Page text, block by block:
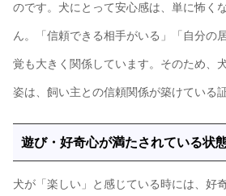
のです。犬にとって安心感は、単に怖く
ん。「信頼できる相手がいる」「自分の
覚も大きく関係しています。そのため、
姿は、飼い主との信頼関係が築けている
遊び・好奇心が満たされている状
犬が「楽しい」と感じている時には、好